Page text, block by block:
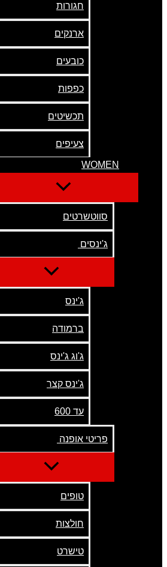
חגורות
ארנקים
כובעים
כפפות
תכשיטים
צעיפים
WOMEN
סווטשרטים
ג'ינסים
ג'ינס
ברמודה
ג'וג ג'ינס
ג'ינס קצר
עד 600
פריטי אופנה
טופים
חולצות
טישרט